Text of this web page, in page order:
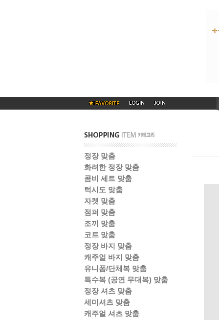
정장 맞춤
화려한 정장 맞춤
콤비 세트 맞춤
턱시도 맞춤
자켓 맞춤
점퍼 맞춤
조끼 맞춤
코트 맞춤
정장 바지 맞춤
캐주얼 바지 맞춤
유니폼/단체복 맞춤
특수복 (공연 무대복) 맞춤
정장 셔츠 맞춤
세미셔츠 맞춤
캐주얼 셔츠 맞춤